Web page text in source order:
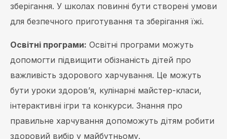
зберігання. У школах повинні бути створені умови
для безпечного приготування та зберігання їжі.
Освітні програми: Освітні програми можуть
допомогти підвищити обізнаність дітей про
важливість здорового харчування. Це можуть
бути уроки здоров’я, кулінарні майстер-класи,
інтерактивні ігри та конкурси. Знання про
правильне харчування допоможуть дітям робити
здоровий вибір у майбутньому.